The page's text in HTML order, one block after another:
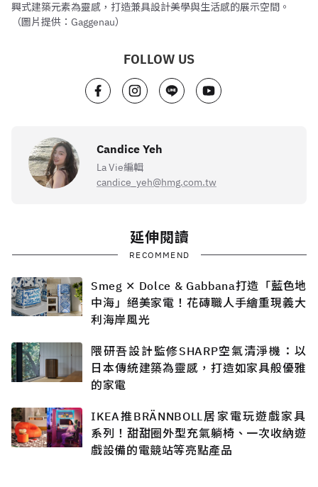
興式建築元素為靈感，打造兼具設計美學與生活感的展示空間。
（圖片提供：Gaggenau）
FOLLOW US
Candice Yeh
La Vie編輯
candice_yeh@hmg.com.tw
延伸閱讀
RECOMMEND
Smeg ✕ Dolce & Gabbana打造「藍色地
中海」絕美家電！花磚職人手繪重現義大
利海岸風光
隈研吾設計監修SHARP空氣清淨機：以
日本傳統建築為靈感，打造如家具般優雅
的家電
IKEA推BRÄNNBOLL居家電玩遊戲家具
系列！甜甜圈外型充氣躺椅、一次收納遊
戲設備的電競站等亮點產品